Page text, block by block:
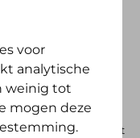
en een gezonde
(Tand) Opstap of AV
Zelf Bewust
voor
analytische
weinig tot
mogen deze